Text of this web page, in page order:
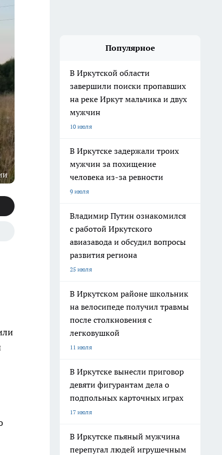
Популярное
В Иркутской области
завершили поиски пропавших
на реке Иркут мальчика и двух
мужчин
10 июля
В Иркутске задержали троих
мужчин за похищение
человека из-за ревности
9 июля
Владимир Путин ознакомился
с работой Иркутского
авиазавода и обсудил вопросы
развития региона
25 июля
В Иркутском районе школьник
на велосипеде получил травмы
после столкновения с
легковушкой
11 июля
В Иркутске вынесли приговор
девяти фигурантам дела о
подпольных карточных играх
17 июля
В Иркутске пьяный мужчина
перепугал людей игрушечным